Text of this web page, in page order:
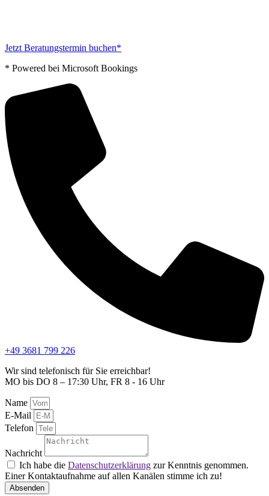
Jetzt Beratungstermin buchen*
* Powered bei Microsoft Bookings
+49 3681 799 226
Wir sind telefonisch für Sie erreichbar!
MO bis DO 8 – 17:30 Uhr, FR 8 - 16 Uhr
Name
E-Mail
Telefon
Nachricht
Ich habe die Datenschutzerklärung zur Kenntnis genommen.
Einer Kontaktaufnahme auf allen Kanälen stimme ich zu!
Absenden